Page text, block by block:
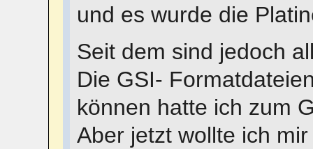
und es wurde die
Seit dem sind jedoch
Die GSI-
können hatte ich zum
Aber jetzt wollte ich